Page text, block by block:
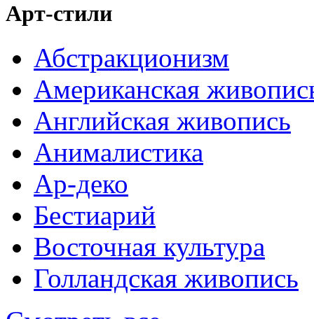
Арт-стили
Абстракционизм
Американская
Английская живопись
Анималистика
Ар-деко
Бестиарий
Восточная культура
Голландская живопись